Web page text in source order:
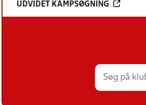
UDVIDET KAMPSØGNING